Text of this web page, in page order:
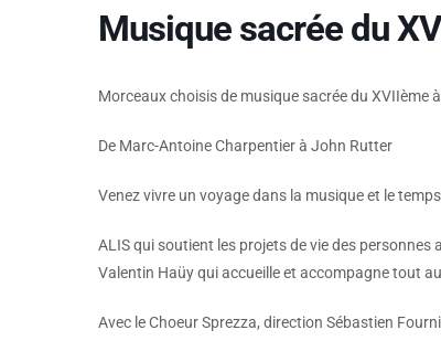
Musique sacrée du
Morceaux choisis de musique sacrée du XVIIème
De Marc-Antoine Charpentier à John Rutter
Venez vivre un voyage dans la musique et le
ALIS qui soutient les projets de vie des personnes
Valentin Haüy qui accueille et accompagne tout
Avec le Choeur Sprezza, direction Sébastien